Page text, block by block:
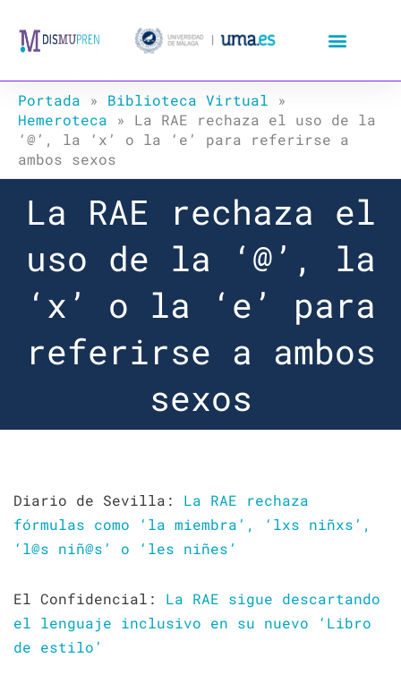
Portada » Biblioteca Virtual »
Hemeroteca » La RAE rechaza el uso de la
‘@’, la ‘x’ o la ‘e’ para referirse a
ambos sexos
La RAE rechaza el
uso de la ‘@’, la
‘x’ o la ‘e’ para
referirse a ambos
sexos
Diario de Sevilla: La RAE rechaza
fórmulas como ‘la miembra’, ‘lxs niñxs’,
‘l@s niñ@s’ o ‘les niñes’
El Confidencial: La RAE sigue descartando
el lenguaje inclusivo en su nuevo ‘Libro
de estilo’